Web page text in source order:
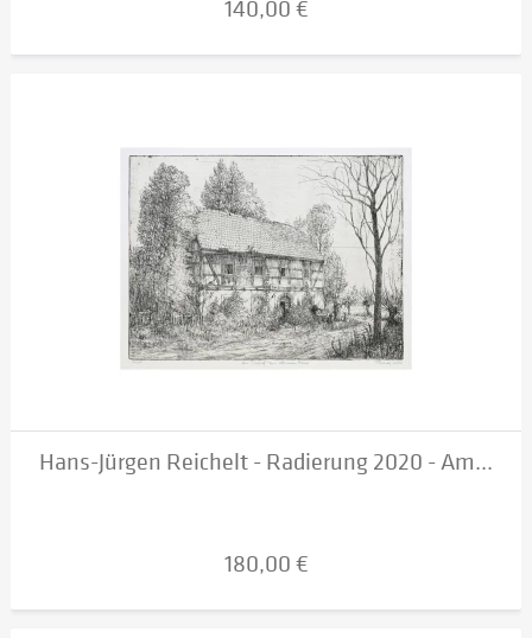
140,00 €
Hans-Jürgen Reichelt - Radierung 2020 - Am...
180,00 €